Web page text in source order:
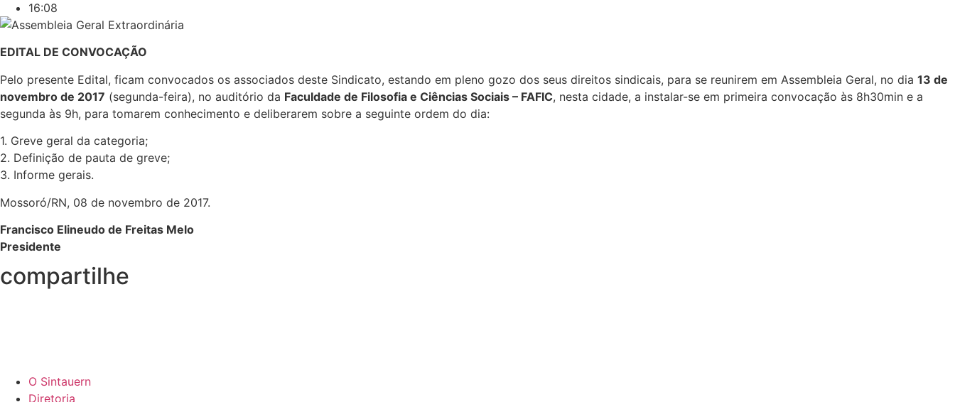
16:08
EDITAL DE CONVOCAÇÃO
Pelo presente Edital, ficam convocados os associados deste Sindicato, estando em pleno gozo dos seus direitos sindicais, para se reunirem em Assembleia Geral, no dia 13 de
novembro de 2017 (segunda-feira), no auditório da Faculdade de Filosofia e Ciências Sociais – FAFIC, nesta cidade, a instalar-se em primeira convocação às 8h30min e a
segunda às 9h, para tomarem conhecimento e deliberarem sobre a seguinte ordem do dia:
1. Greve geral da categoria;
2. Definição de pauta de greve;
3. Informe gerais.
Mossoró/RN, 08 de novembro de 2017.
Francisco Elineudo de Freitas Melo
Presidente
compartilhe
O Sintauern
Diretoria